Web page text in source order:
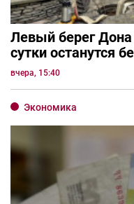
Левый берег
сутки останутся
вчера, 15:40
Экономика